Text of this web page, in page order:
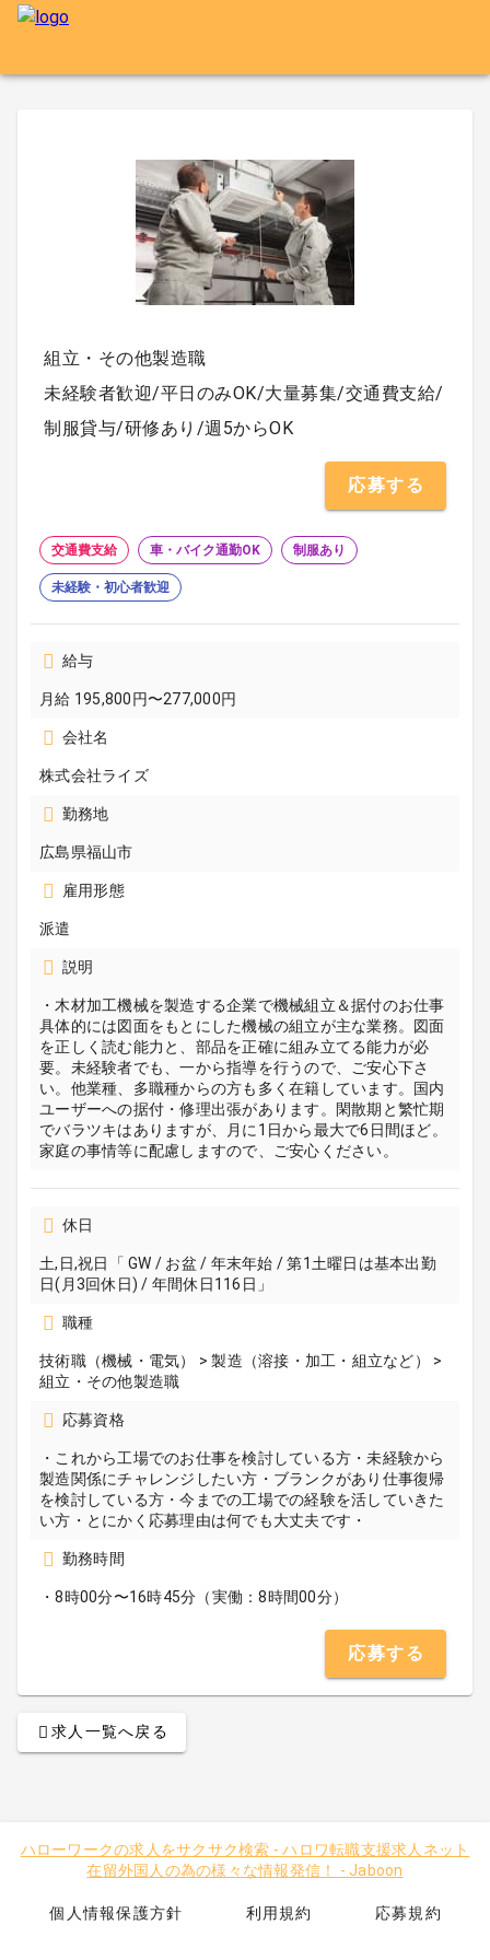
組立・その他製造職
未経験者歓迎/平日のみOK/大量募集/交通費支給/
制服貸与/研修あり/週5からOK
応募する
交通費支給 車・バイク通勤OK 制服あり
未経験・初心者歓迎
給与
月給 195,800円〜277,000円
会社名
株式会社ライズ
勤務地
広島県福山市
雇用形態
派遣
説明
・木材加工機械を製造する企業で機械組立＆据付のお仕事
具体的には図面をもとにした機械の組立が主な業務。図面
を正しく読む能力と、部品を正確に組み立てる能力が必
要。未経験者でも、一から指導を行うので、ご安心下さ
い。他業種、多職種からの方も多く在籍しています。国内
ユーザーへの据付・修理出張があります。閑散期と繁忙期
でバラツキはありますが、月に1日から最大で6日間ほど。
家庭の事情等に配慮しますので、ご安心ください。
休日
土,日,祝日「 GW / お盆 / 年末年始 / 第1土曜日は基本出勤
日(月3回休日) / 年間休日116日」
職種
技術職（機械・電気） > 製造（溶接・加工・組立など） >
組立・その他製造職
応募資格
・これから工場でのお仕事を検討している方・未経験から
製造関係にチャレンジしたい方・ブランクがあり仕事復帰
を検討している方・今までの工場での経験を活していきた
い方・とにかく応募理由は何でも大丈夫です・
勤務時間
・8時00分〜16時45分（実働：8時間00分）
応募する
求人一覧へ戻る
ハローワークの求人をサクサク検索 -ハロワ転職支援求人ネット
在留外国人の為の様々な情報発信！
- Jaboon
個人情報保護方針 利用規約 応募規約